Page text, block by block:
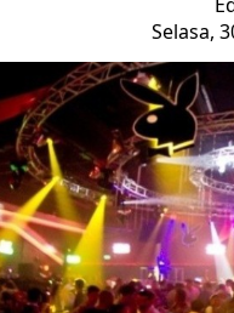
Selasa,